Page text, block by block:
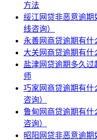
方法
绥江网贷非恶意逾期
线咨询）
永善网商贷逾期有什
大关网商贷逾期有什
盐津网贷逾期多久
师
巧家网商贷逾期有什
咨询）
鲁甸网商贷逾期有什
咨询）
昭阳网贷非恶意逾